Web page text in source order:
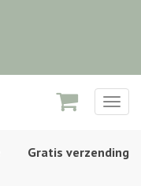
Gratis verzending